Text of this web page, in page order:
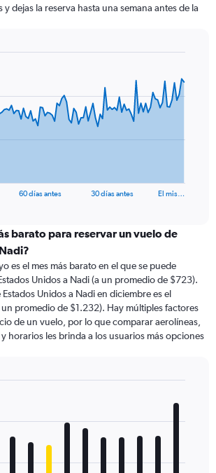
y dejas la reserva hasta una semana antes de la
60 días antes 30 días antes El mis…
barato para reservar un vuelo de
es el mes más barato en el que se puede
Unidos a Nadi (a un promedio de $723).
Unidos a Nadi en diciembre es el
promedio de $1.232). Hay múltiples factores
de un vuelo, por lo que comparar aerolíneas,
horarios les brinda a los usuarios más opciones